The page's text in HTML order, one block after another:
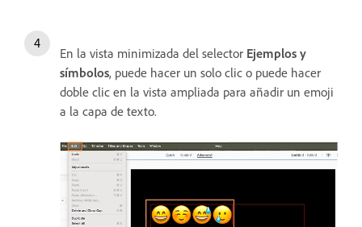
En la vista minimizada del selector Ejemplos y
símbolos, puede hacer un solo clic o puede hacer
doble clic en la vista ampliada para añadir un emoji
a la capa de texto.